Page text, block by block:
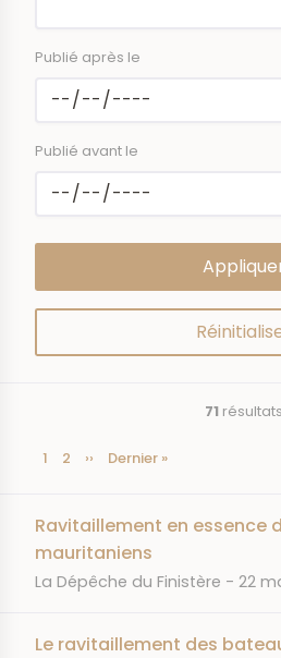
Publié après le
Publié avant le
71 résultats
Pagination
Page
1 Page
2
Page
››
Dernière
Dernier »
Ravitaillement en essence
mauritaniens
JOURNAL
La Dépêche du Finistère DATE
22
Le ravitaillement des